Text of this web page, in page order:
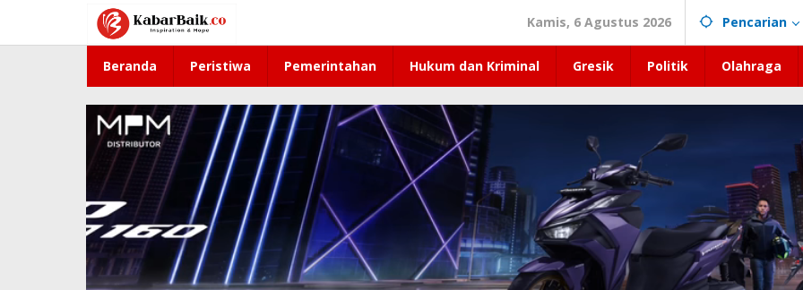
konten
Kamis, 6 Agustus 2026 Pencarian
Beranda Peristiwa Pemerintahan Hukum dan Kriminal Gresik Politik Olahraga